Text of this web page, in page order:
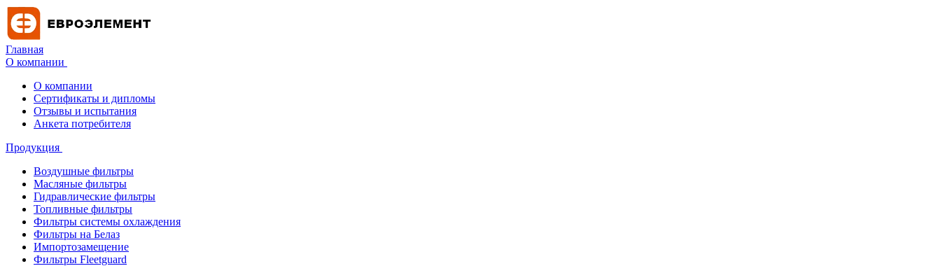
Главная
О компании
О компании
Сертификаты и дипломы
Отзывы и испытания
Анкета потребителя
Продукция
Воздушные фильтры
Масляные фильтры
Гидравлические фильтры
Топливные фильтры
Фильтры системы охлаждения
Фильтры на Белаз
Импортозамещение
Фильтры Fleetguard